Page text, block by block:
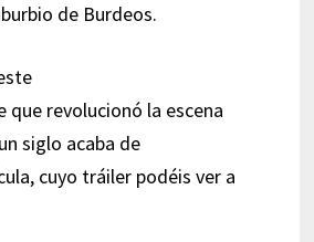
de Burdeos.
que revolucionó la escena
siglo acaba de
cuyo tráiler podéis ver a